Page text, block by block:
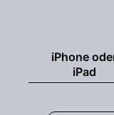
00:01:05: Ein
iPhone
iPad